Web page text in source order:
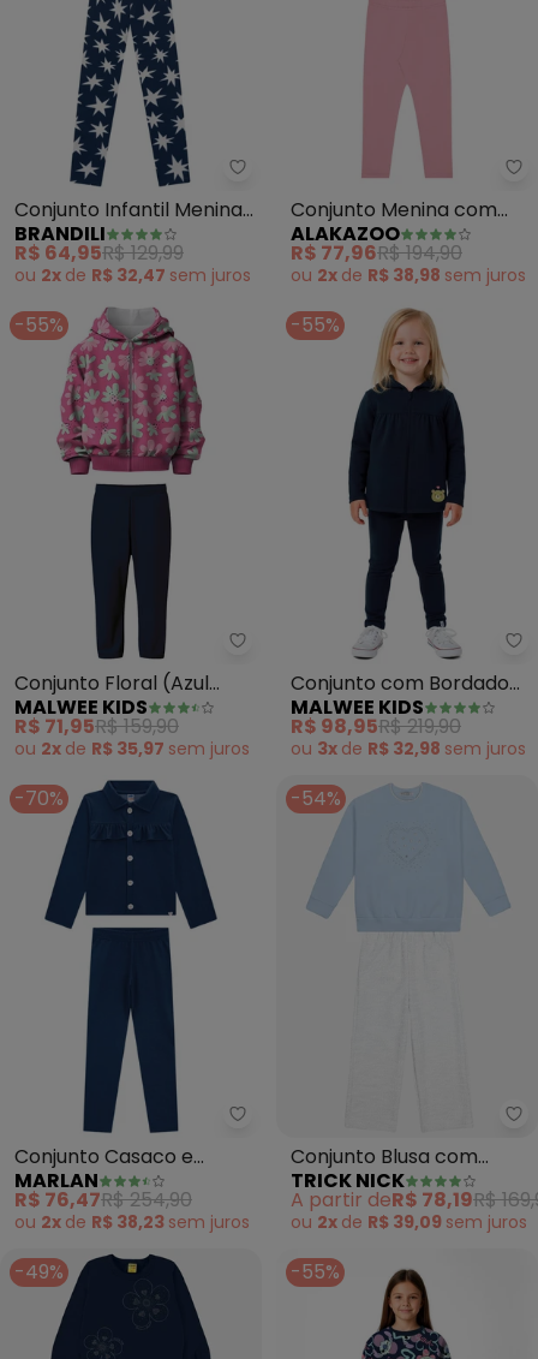
Brandili - Conjunto Infantil
Conjunto Infantil Menina
de Estrelas (Azul)
BRANDILI
R$ 64,95R$ 129,99
ou 2x de R$ 32,47 sem juros
Conjunto Menina com
Bordado em Pelo Fluffy
(Azul)
ALAKAZOO
R$ 77,96R$ 194,90
ou 2x de R$ 38,98 sem juros
-55%
Malwee Kids - Conjunto Floral
Conjunto Floral (Azul
Marinho)
MALWEE KIDS
R$ 71,95R$ 159,90
ou 2x de R$ 35,97 sem juros
-55%
Conjunto com Bordado
de Urso (Azul Marinho)
MALWEE KIDS
R$ 98,95R$ 219,90
ou 3x de R$ 32,98 sem juros
-70%
Marlan - Conjunto Casaco e
Conjunto Casaco e
Legging Jeans (Azul)
MARLAN
R$ 76,47R$ 254,90
ou 2x de R$ 38,23 sem juros
-54%
Conjunto Blusa com
Calça (Azul)
TRICK NICK
A partir deR$ 78,19R$
ou 2x de R$ 39,09 sem juros
-49% -55%